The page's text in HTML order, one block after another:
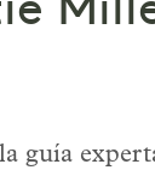
guía